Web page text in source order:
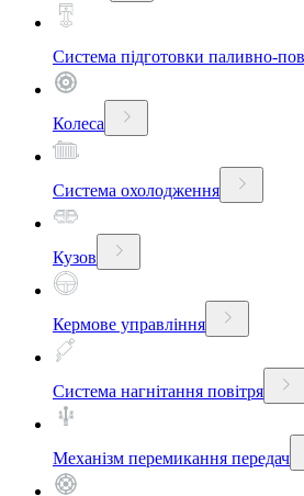
Система підготовки паливно-
Колеса
Система охолодження
Кузов
Кермове управління
Система нагнітання повітря
Механізм перемикання передач